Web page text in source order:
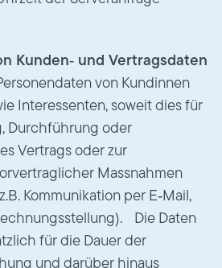
Kunden‑ und Vertragsdaten
von Kundinnen
Interessenten, soweit dies für
Durchführung oder
Vertrags oder zur
Massnahmen
Kommunikation per E‑Mail,
Die Daten
für die Dauer der
und darüber hinaus